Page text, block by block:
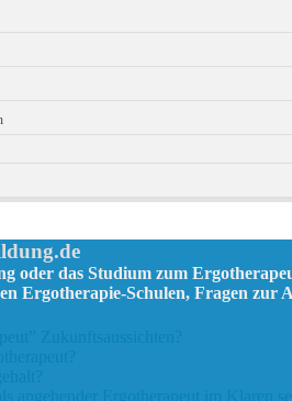
oder das Studium zum
Ergotherapie-Schulen, Fragen